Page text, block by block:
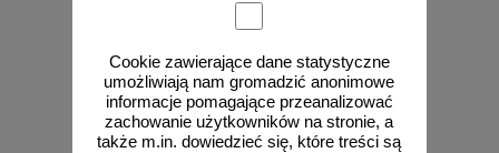
Cookie zawierające dane statystyczne
umożliwiają nam gromadzić anonimowe
informacje pomagające przeanalizować
zachowanie użytkowników na stronie, a
także m.in. dowiedzieć się, które treści są
od 8,88 zł
7,22 zł netto
od 8,88 zł
7,22 zł netto